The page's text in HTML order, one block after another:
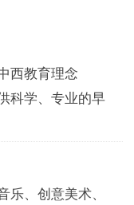
西教育理念
科学、专业的早
乐、创意美术、